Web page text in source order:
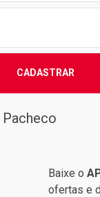
CADASTRAR
Baixe o
ofertas e